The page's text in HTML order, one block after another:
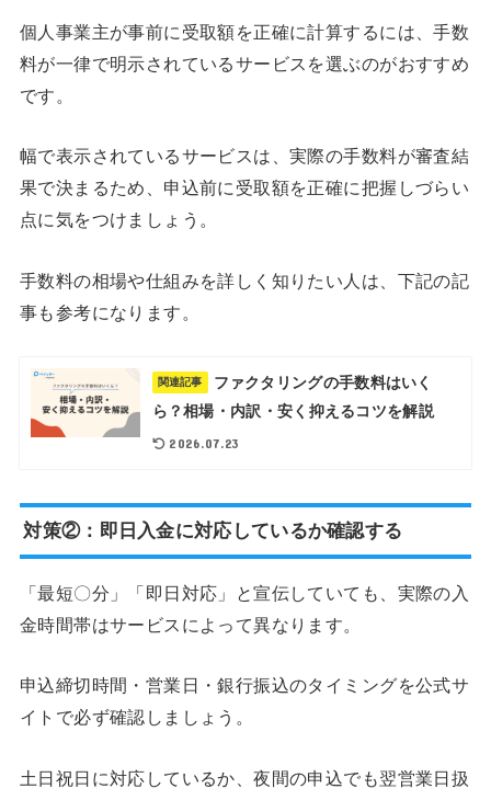
個人事業主が事前に受取額を正確に計算するには、手数
料が一律で明示されているサービスを選ぶのがおすすめ
です。
幅で表示されているサービスは、実際の手数料が審査結
果で決まるため、申込前に受取額を正確に把握しづらい
点に気をつけましょう。
手数料の相場や仕組みを詳しく知りたい人は、下記の記
事も参考になります。
関連記事
ファクタリングの手数料はいく
ら？相場・内訳・安く抑えるコツを解説
2026.07.23
対策②：即日入金に対応しているか確認する
「最短〇分」「即日対応」と宣伝していても、実際の入
金時間帯はサービスによって異なります。
申込締切時間・営業日・銀行振込のタイミングを公式サ
イトで必ず確認しましょう。
土日祝日に対応しているか、夜間の申込でも翌営業日扱